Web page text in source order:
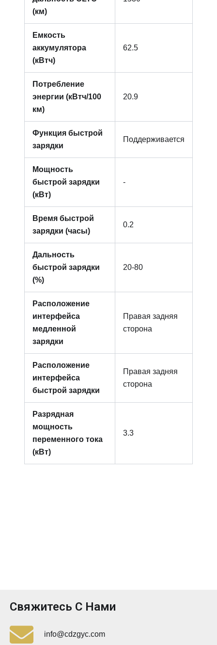
(км)
Емкость
аккумулятора
(кВтч)
62.5
Потребление
энергии (кВтч/100
км)
20.9
Функция быстрой
зарядки
Поддерживается
Мощность
быстрой зарядки
(кВт)
-
Время быстрой
зарядки (часы)
0.2
Дальность
быстрой зарядки
(%)
20-80
Расположение
интерфейса
медленной
зарядки
Правая задняя
сторона
Расположение
интерфейса
быстрой зарядки
Правая задняя
сторона
Разрядная
мощность
переменного тока
(кВт)
3.3
Свяжитесь С Нами
info@cdzgyc.com